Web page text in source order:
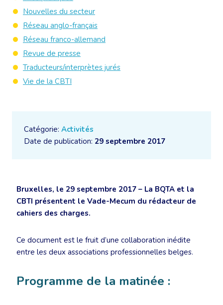
Catégorie: Activités
Date de publication: 29 septembre 2017
Bruxelles, le 29 septembre 2017 – La BQTA et la
CBTI présentent le Vade-Mecum du rédacteur de
cahiers des charges.
Ce document est le fruit d’une collaboration inédite
entre les deux associations professionnelles belges.
Programme de la matinée :
Nouvelles du secteur
Réseau anglo-français
Réseau franco-allemand
Revue de presse
Traducteurs/interprètes jurés
Vie de la CBTI